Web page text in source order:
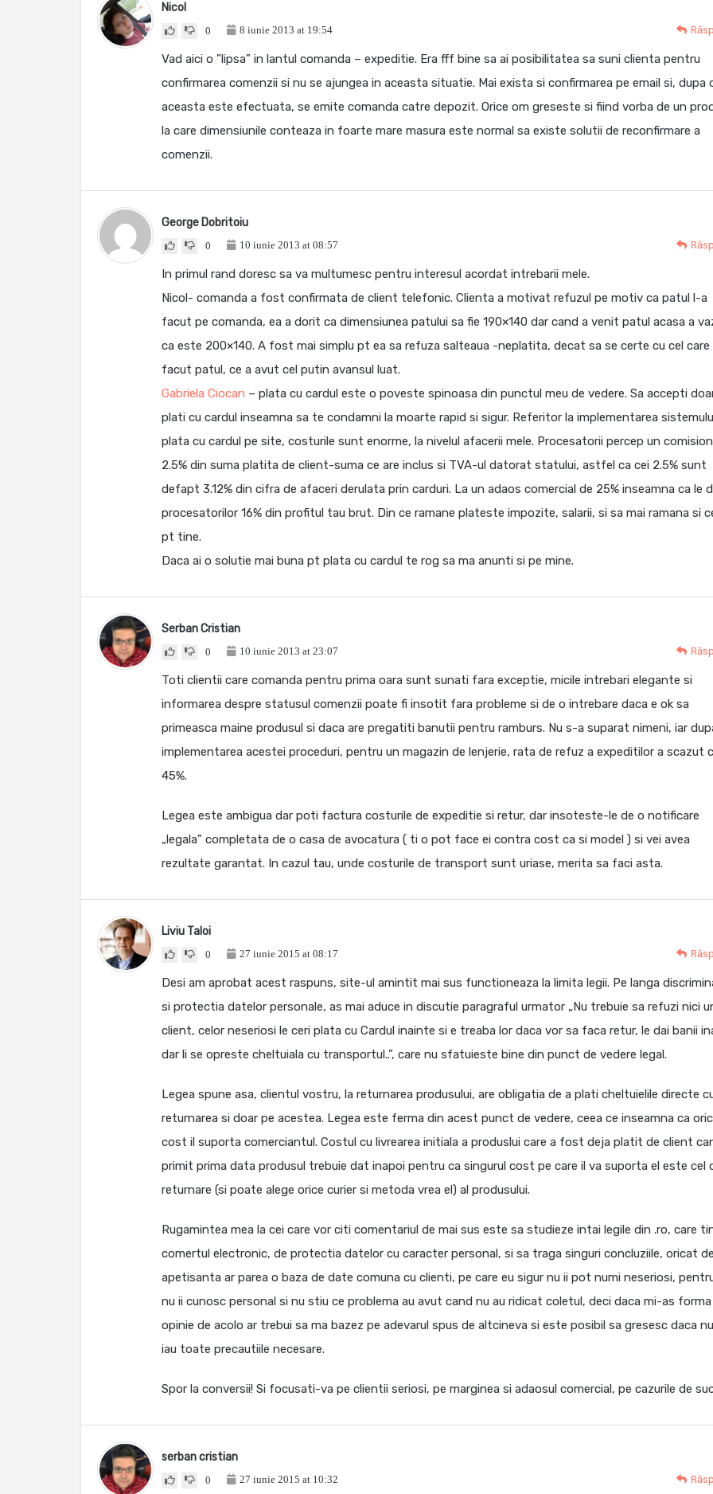
Nicol
0 8 iunie 2013 at 19:54
Vad aici o ”lipsa” in lantul comanda – expeditie. Era fff bine sa ai posibilitatea sa suni clienta pentru
confirmarea comenzii si nu se ajungea in aceasta situatie. Mai exista si confirmarea pe email si, dupa
aceasta este efectuata, se emite comanda catre depozit. Orice om greseste si fiind vorba de un
la care dimensiunile conteaza in foarte mare masura este normal sa existe solutii de reconfirmare a
comenzii.
George Dobritoiu
0 10 iunie 2013 at 08:57
In primul rand doresc sa va multumesc pentru interesul acordat intrebarii mele.
Nicol- comanda a fost confirmata de client telefonic. Clienta a motivat refuzul pe motiv ca patul l-a
facut pe comanda, ea a dorit ca dimensiunea patului sa fie 190×140 dar cand a venit patul acasa a
ca este 200×140. A fost mai simplu pt ea sa refuza salteaua -neplatita, decat sa se certe cu cel care
facut patul, ce a avut cel putin avansul luat.
Gabriela Ciocan – plata cu cardul este o poveste spinoasa din punctul meu de vedere. Sa accepti
plati cu cardul inseamna sa te condamni la moarte rapid si sigur. Referitor la implementarea
plata cu cardul pe site, costurile sunt enorme, la nivelul afacerii mele. Procesatorii percep un
2.5% din suma platita de client-suma ce are inclus si TVA-ul datorat statului, astfel ca cei 2.5% sunt
defapt 3.12% din cifra de afaceri derulata prin carduri. La un adaos comercial de 25% inseamna ca le
procesatorilor 16% din profitul tau brut. Din ce ramane plateste impozite, salarii, si sa mai ramana si
pt tine.
Daca ai o solutie mai buna pt plata cu cardul te rog sa ma anunti si pe mine.
Serban Cristian
0 10 iunie 2013 at 23:07
Toti clientii care comanda pentru prima oara sunt sunati fara exceptie, micile intrebari elegante si
informarea despre statusul comenzii poate fi insotit fara probleme si de o intrebare daca e ok sa
primeasca maine produsul si daca are pregatiti banutii pentru ramburs. Nu s-a suparat nimeni, iar
implementarea acestei proceduri, pentru un magazin de lenjerie, rata de refuz a expeditilor a scazut
45%.
Legea este ambigua dar poti factura costurile de expeditie si retur, dar insoteste-le de o notificare
„legala” completata de o casa de avocatura ( ti o pot face ei contra cost ca si model ) si vei avea
rezultate garantat. In cazul tau, unde costurile de transport sunt uriase, merita sa faci asta.
Liviu Taloi
0 27 iunie 2015 at 08:17
Desi am aprobat acest raspuns, site-ul amintit mai sus functioneaza la limita legii. Pe langa
si protectia datelor personale, as mai aduce in discutie paragraful urmator „Nu trebuie sa refuzi nici
client, celor neseriosi le ceri plata cu Cardul inainte si e treaba lor daca vor sa faca retur, le dai banii
dar li se opreste cheltuiala cu transportul..”, care nu sfatuieste bine din punct de vedere legal.
Legea spune asa, clientul vostru, la returnarea produsului, are obligatia de a plati cheltuielile directe
returnarea si doar pe acestea. Legea este ferma din acest punct de vedere, ceea ce inseamna ca
cost il suporta comerciantul. Costul cu livrearea initiala a produslui care a fost deja platit de client
primit prima data produsul trebuie dat inapoi pentru ca singurul cost pe care il va suporta el este cel
returnare (si poate alege orice curier si metoda vrea el) al produsului.
Rugamintea mea la cei care vor citi comentariul de mai sus este sa studieze intai legile din .ro, care
comertul electronic, de protectia datelor cu caracter personal, si sa traga singuri concluziile, oricat de
apetisanta ar parea o baza de date comuna cu clienti, pe care eu sigur nu ii pot numi neseriosi,
nu ii cunosc personal si nu stiu ce problema au avut cand nu au ridicat coletul, deci daca mi-as
opinie de acolo ar trebui sa ma bazez pe adevarul spus de altcineva si este posibil sa gresesc daca
iau toate precautiile necesare.
Spor la conversii! Si focusati-va pe clientii seriosi, pe marginea si adaosul comercial, pe cazurile de
serban cristian
0 27 iunie 2015 at 10:32